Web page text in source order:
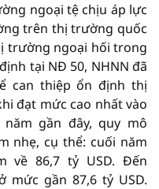
ngoại tệ chịu áp lực
trên thị trường quốc
trường ngoại hối trong
tại NĐ 50, NHNN đã
can thiệp ổn định thị
đạt mức cao nhất vào
gần đây, quy mô
nhẹ, cụ thể: cuối năm
về 86,7 tỷ USD. Đến
mức gần 87,6 tỷ USD.